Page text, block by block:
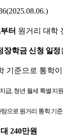
터 원거리 대학
장학금 신청 일정
기준으로 통학
급, 청년 월세 특별지
탕으로 원거리 통학 기
240만원